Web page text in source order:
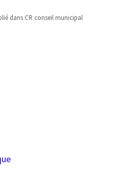
dans CR conseil municipal